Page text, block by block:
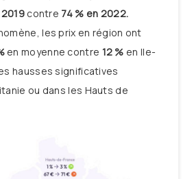
2019contre 74 % en 2022.
les prix en région ont
en moyenne contre 12 % en Ile-
hausses significatives
ou dans les Hauts de